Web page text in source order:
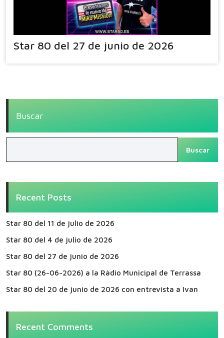
Star 80 del 27 de junio de 2026
Buscar
Buscar
Recent Posts
Star 80 del 11 de julio de 2026
Star 80 del 4 de julio de 2026
Star 80 del 27 de junio de 2026
Star 80 (26-06-2026) a la Ràdio Municipal de Terrassa
Star 80 del 20 de junio de 2026 con entrevista a Ivan
Recent Comments